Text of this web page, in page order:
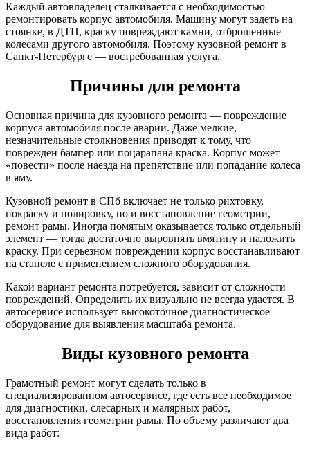
Каждый автовладелец сталкивается с необходимостью
ремонтировать корпус автомобиля. Машину могут задеть на
стоянке, в ДТП, краску повреждают камни, отброшенные
колесами другого автомобиля. Поэтому кузовной ремонт в
Санкт-Петербурге — востребованная услуга.
Причины для ремонта
Основная причина для кузовного ремонта — повреждение
корпуса автомобиля после аварии. Даже мелкие,
незначительные столкновения приводят к тому, что
поврежден бампер или поцарапана краска. Корпус может
«повести» после наезда на препятствие или попадание колеса
в яму.
Кузовной ремонт в СПб включает не только рихтовку,
покраску и полировку, но и восстановление геометрии,
ремонт рамы. Иногда помятым оказывается только отдельный
элемент — тогда достаточно выровнять вмятину и наложить
краску. При серьезном повреждении корпус восстанавливают
на стапеле с применением сложного оборудования.
Какой вариант ремонта потребуется, зависит от сложности
повреждений. Определить их визуально не всегда удается. В
автосервисе использует высокоточное диагностическое
оборудование для выявления масштаба ремонта.
Виды кузовного ремонта
Грамотный ремонт могут сделать только в
специализированном автосервисе, где есть все необходимое
для диагностики, слесарных и малярных работ,
восстановления геометрии рамы. По объему различают два
вида работ: